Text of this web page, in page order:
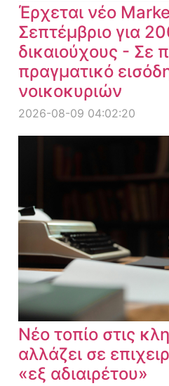
Έρχεται νέο
Σεπτέμβριο για
δικαιούχους - Σε
πραγματικό
νοικοκυριών
2026-08-09 04:02:20
Νέο τοπίο στις
αλλάζει σε
«εξ αδιαιρέτου»